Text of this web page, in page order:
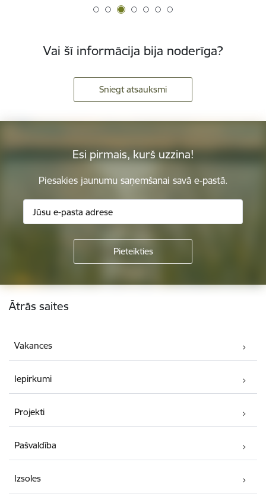
Vai šī informācija bija noderīga?
Sniegt atsauksmi
Esi pirmais, kurš uzzina!
Piesakies jaunumu saņemšanai savā e-pastā.
Kājene
Ātrās saites
Vakances
Iepirkumi
Projekti
Pašvaldība
Izsoles